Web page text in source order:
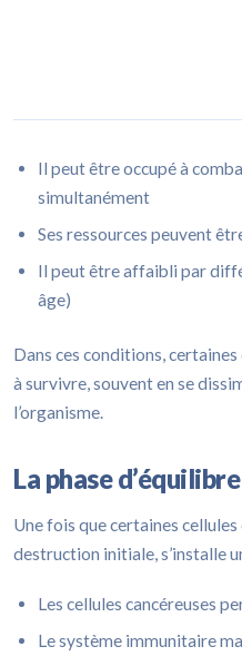
Il peut être occupé à
simultanément
Ses ressources peuvent
Il peut être affaibli par
âge)
Dans ces conditions,
à survivre, souvent en se
l’organisme.
La phase
Une fois que certaines
destruction initiale, s’installe
Les cellules cancéreuses
Le système immunitaire